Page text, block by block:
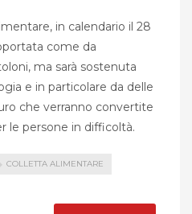
in calendario il 28
come da
ma sarà sostenuta
e in particolare da delle
che verranno convertite
le persone in difficoltà.
COLLETTA ALIMENTARE